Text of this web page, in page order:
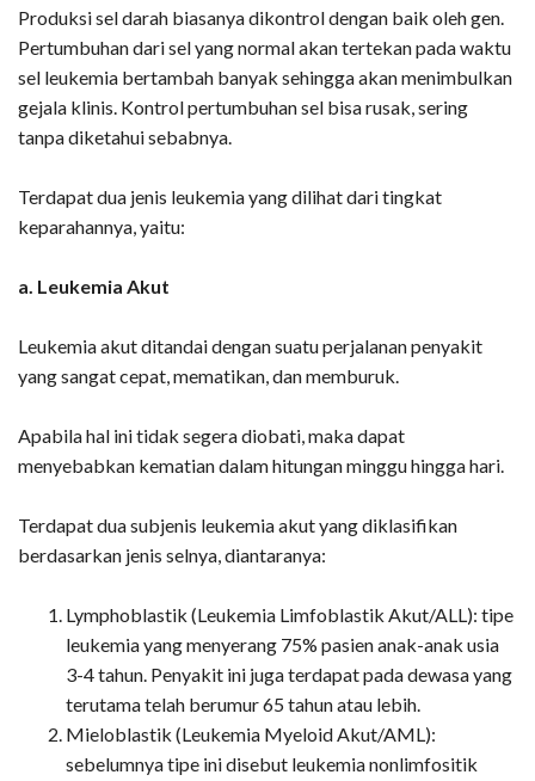
Produksi sel darah biasanya dikontrol dengan baik oleh gen.
Pertumbuhan dari sel yang normal akan tertekan pada waktu
sel leukemia bertambah banyak sehingga akan menimbulkan
gejala klinis. Kontrol pertumbuhan sel bisa rusak, sering
tanpa diketahui sebabnya.
Terdapat dua jenis leukemia yang dilihat dari tingkat
keparahannya, yaitu:
a. Leukemia Akut
Leukemia akut ditandai dengan suatu perjalanan penyakit
yang sangat cepat, mematikan, dan memburuk.
Apabila hal ini tidak segera diobati, maka dapat
menyebabkan kematian dalam hitungan minggu hingga hari.
Terdapat dua subjenis leukemia akut yang diklasifikan
berdasarkan jenis selnya, diantaranya:
Lymphoblastik (Leukemia Limfoblastik Akut/ALL): tipe
leukemia yang menyerang 75% pasien anak-anak usia
3-4 tahun. Penyakit ini juga terdapat pada dewasa yang
terutama telah berumur 65 tahun atau lebih.
Mieloblastik (Leukemia Myeloid Akut/AML):
sebelumnya tipe ini disebut leukemia nonlimfositik